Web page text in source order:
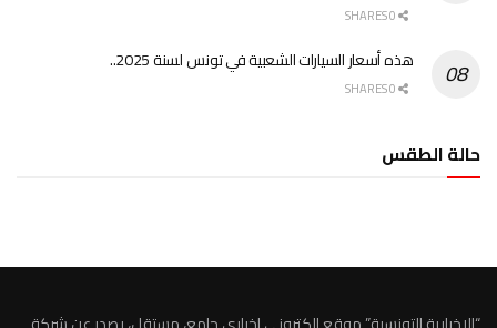
هذه أسعار السيارات الشعبية في تونس لسنة 2025..
حالة الطقس